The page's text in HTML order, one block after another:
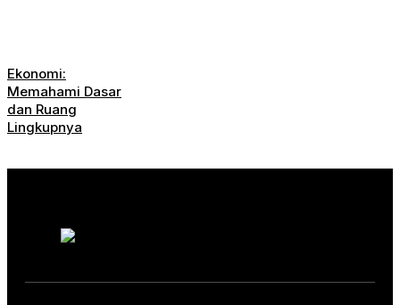
Ekonomi:
Memahami Dasar
dan Ruang
Lingkupnya